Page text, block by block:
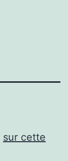
sur cette